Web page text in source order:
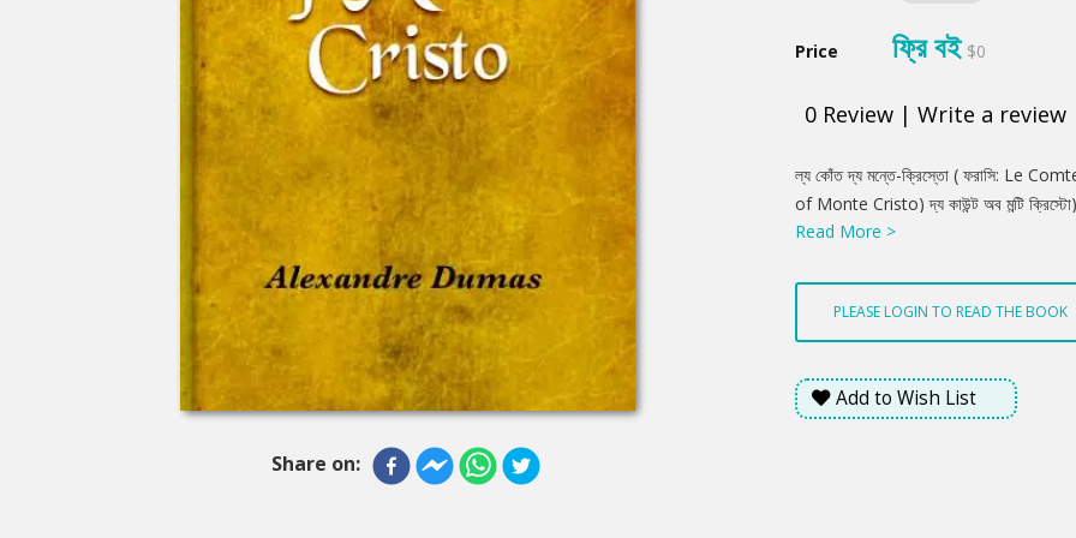
Share on:
Price ফ্রি বই $0
0 Review | Write a review
Product
Summery
ল্য কোঁত দ্য মন্তে-ক্রিস্তো ( ফরাসি: Le
of Monte Cristo) দ্য কাউন্ট অব মন্টি ক্রিস্টো)
রোমাঞ্চকর ফরাসি উপন্যাস। এটি ১৮৪৪ সাল থেকে
হলেও দ্য কাউন্ট অব মন্টি ক্রিস্টো সম্রাট
বর্ণিত এক দুর্দান্ত কাহিনী
Read More >
PLEASE LOGIN TO READ THE BOOK
Add to Wish List